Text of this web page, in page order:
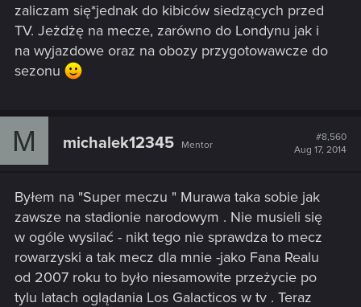
zaliczam się*jednak do kibiców siedzących przed
TV. Jeżdżę na mecze, zarówno do Londynu jak i
na wyjazdowe oraz na obozy przygotowawcze do
sezonu
M michalek12345 Mentor
#8,560
Aug 17, 2014
Byłem na "Super meczu " Murawa taka sobie jak
zawsze na stadionie narodowym . Nie musieli się
w ogóle wysilać - nikt tego nie sprawdza to mecz
rowarzyski a tak mecz dla mnie -jako Fana Realu
od 2007 roku to było niesamowite przeżycie po
tylu latach oglądania Los Galacticos w tv . Teraz